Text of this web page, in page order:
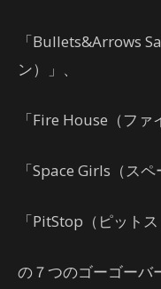
「Bullets&Arrows
ン）」、
「Fire House（ファ
「Space Girls（ス
「PitStop（ピットス
の７つのゴーゴーバ